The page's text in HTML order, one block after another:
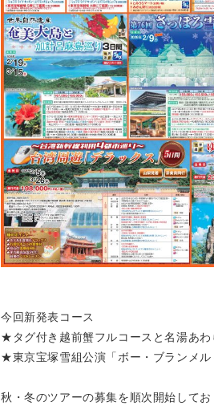
今回新発表コース
★タグ付き越前蟹フルコースと名湯あわ
★東京宝塚雪組公演「ボー・ブランメル
秋・冬のツアーの募集を順次開始してお